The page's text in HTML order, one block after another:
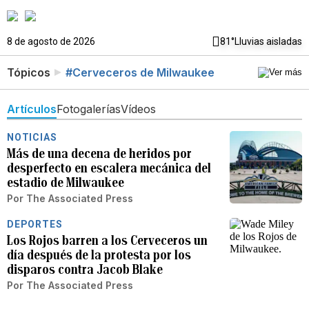
8 de agosto de 2026 81°Lluvias aisladas
Tópicos #Cerveceros de Milwaukee
ArtículosFotogaleríasVídeos
NOTICIAS
Más de una decena de heridos por
desperfecto en escalera mecánica del
estadio de Milwaukee
Por The Associated Press
DEPORTES
Los Rojos barren a los Cerveceros un
día después de la protesta por los
disparos contra Jacob Blake
Por The Associated Press